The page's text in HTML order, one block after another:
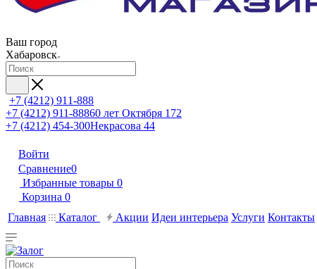
Ваш город
Хабаровск
+7 (4212) 911-888
+7 (4212) 911-88860 лет Октября 172
+7 (4212) 454-300Некрасова 44
Войти
Сравнение0
Избранные товары 0
Корзина 0
Главная
Каталог Акции Идеи интерьера Услуги Контакты